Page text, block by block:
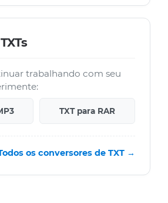
trabalhando com seu
TXT para RAR
os conversores de TXT →